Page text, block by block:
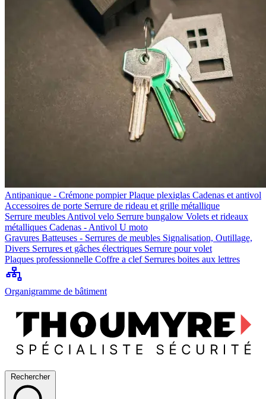
Antipanique - Crémone pompierPlaque plexiglas Cadenas et antivol
Accessoires de porte Serrure de rideau et grille métallique
Serrure meubles Antivol velo Serrure bungalow Volets et rideaux
métalliques Cadenas - Antivol U moto
Gravures Batteuses - Serrures de meubles Signalisation, Outillage,
Divers Serrures et gâches électriques Serrure pour volet
Plaques professionnelle Coffre a clef Serrures boites aux lettres
Organigramme de bâtiment
Rechercher